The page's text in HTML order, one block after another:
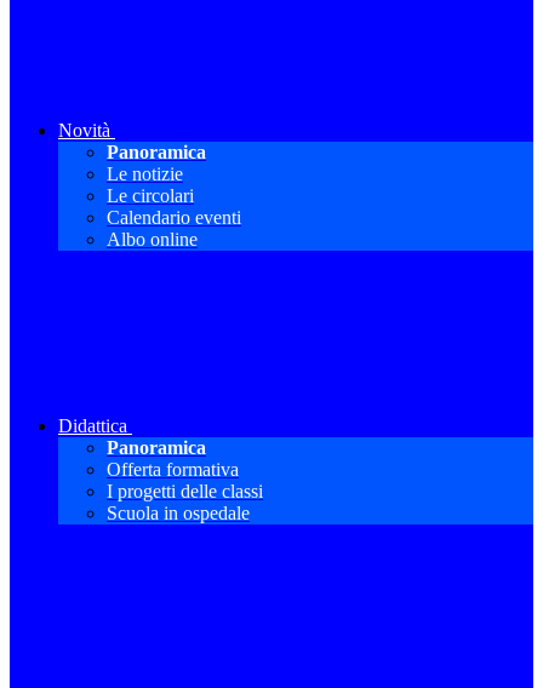
Novità
Panoramica
Le notizie
Le circolari
Calendario eventi
Albo online
Didattica
Panoramica
Offerta formativa
I progetti delle classi
Scuola in ospedale